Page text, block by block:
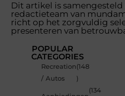
Dit artikel is
redactieteam van
richt op het zorgvuldig
presenteren van
POPULAR
CATEGORIES
Recreation
/ Autos
(148
)
(134